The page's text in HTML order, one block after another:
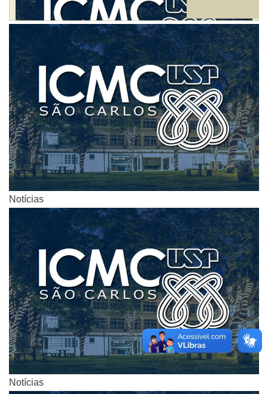
Notícias
Notícias
Notícias